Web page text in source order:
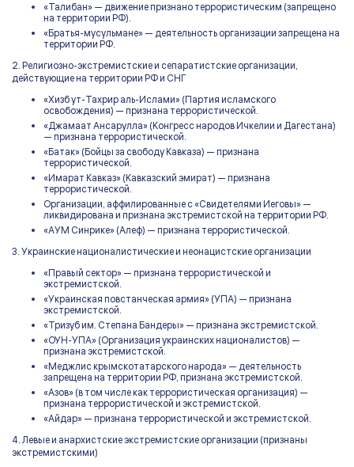
«Талибан» — движение признано террористическим (запрещено
на территории РФ).
«Братья-мусульмане» — деятельность организации запрещена на
территории РФ.
2. Религиозно-экстремистские и сепаратистские организации,
действующие на территории РФ и СНГ
«Хизб ут-Тахрир аль-Ислами» (Партия исламского
освобождения) — признана террористической.
«Джамаат Ансарулла» (Конгресс народов Ичкелии и Дагестана)
— признана террористической.
«Батак» (Бойцы за свободу Кавказа) — признана
террористической.
«Имарат Кавказ» (Кавказский эмират) — признана
террористической.
Организации, аффилированные с «Свидетелями Иеговы» —
ликвидирована и признана экстремистской на территории РФ.
«АУМ Синрике» (Алеф) — признана террористической.
3. Украинские националистические и неонацистские организации
«Правый сектор» — признана террористической и
экстремистской.
«Украинская повстанческая армия» (УПА) — признана
экстремистской.
«Тризуб им. Степана Бандеры» — признана экстремистской.
«ОУН-УПА» (Организация украинских националистов) —
признана экстремистской.
«Меджлис крымскотатарского народа» — деятельность
запрещена на территории РФ, признана экстремистской.
«Азов» (в том числе как террористическая организация) —
признана террористической и экстремистской.
«Айдар» — признана террористической и экстремистской.
4. Левые и анархистские экстремистские организации (признаны
экстремистскими)